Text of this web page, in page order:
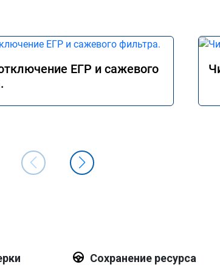
ЕГР и сажевого
Сохранение ресурса